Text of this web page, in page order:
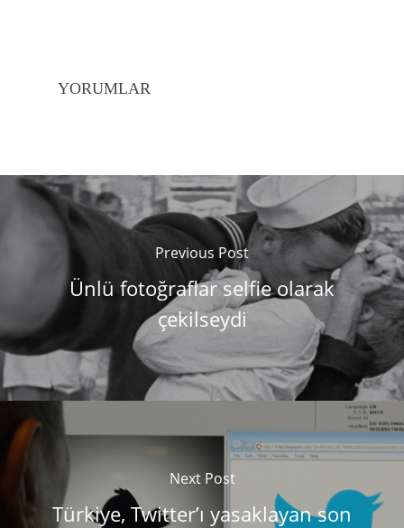
YORUMLAR
Previous Post
Ünlü fotoğraflar selfie olarak
çekilseydi
Next Post
Türkiye, Twitter’ı yasaklayan son